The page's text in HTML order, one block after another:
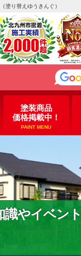
塗り替えゆうきんぐ）
塗装商品
価格掲載中！
PAINT MENU
やイベン